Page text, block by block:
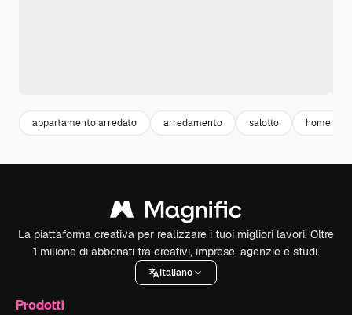
appartamento arredato arredamento salotto home
La piattaforma creativa per realizzare i tuoi migliori lavori. Oltre
1 milione di abbonati tra creativi, imprese, agenzie e studi.
Italiano
Prodotti